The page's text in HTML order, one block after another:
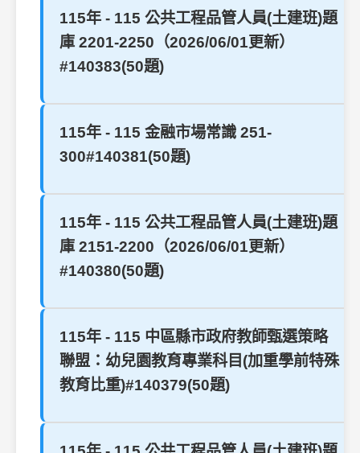
115年 - 115 公共工程品管人員(土建班)題
庫 2201-2250（2026/06/01更新）
#140383(50題)
115年 - 115 金融市場常識 251-
300#140381(50題)
115年 - 115 公共工程品管人員(土建班)題
庫 2151-2200（2026/06/01更新）
#140380(50題)
115年 - 115 中區縣市政府教師甄選策略
聯盟：幼兒園教育專業科目(加重學前特殊
教育比重)#140379(50題)